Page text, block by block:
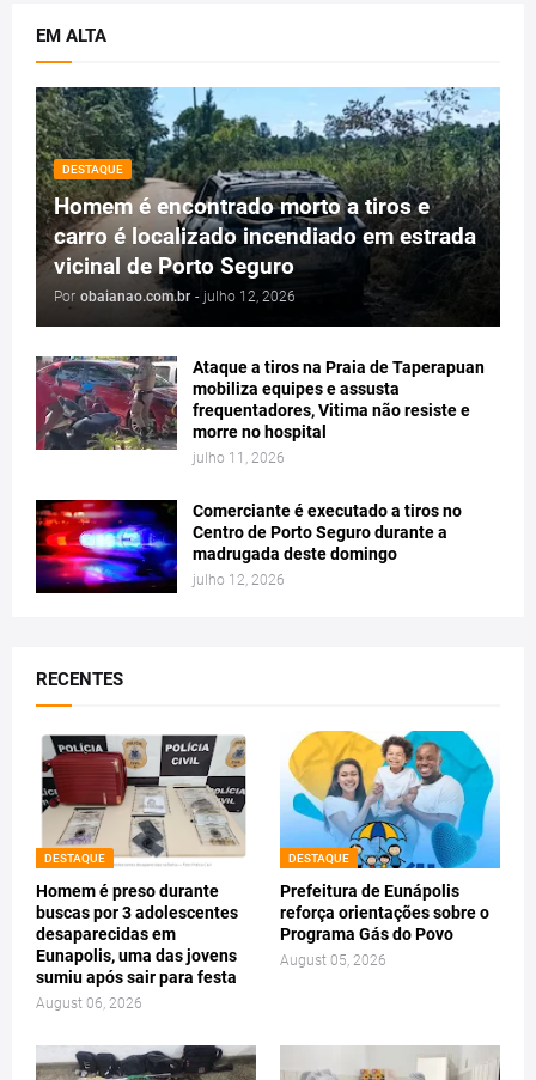
EM ALTA
DESTAQUE
Homem é encontrado morto a tiros e
carro é localizado incendiado em estrada
vicinal de Porto Seguro
Por obaianao.com.br - julho 12, 2026
Ataque a tiros na Praia de Taperapuan
mobiliza equipes e assusta
frequentadores, Vitima não resiste e
morre no hospital
julho 11, 2026
Comerciante é executado a tiros no
Centro de Porto Seguro durante a
madrugada deste domingo
julho 12, 2026
RECENTES
DESTAQUE
Homem é preso durante
buscas por 3 adolescentes
desaparecidas em
Eunapolis, uma das jovens
sumiu após sair para festa
August 06, 2026
DESTAQUE
Prefeitura de Eunápolis
reforça orientações sobre o
Programa Gás do Povo
August 05, 2026